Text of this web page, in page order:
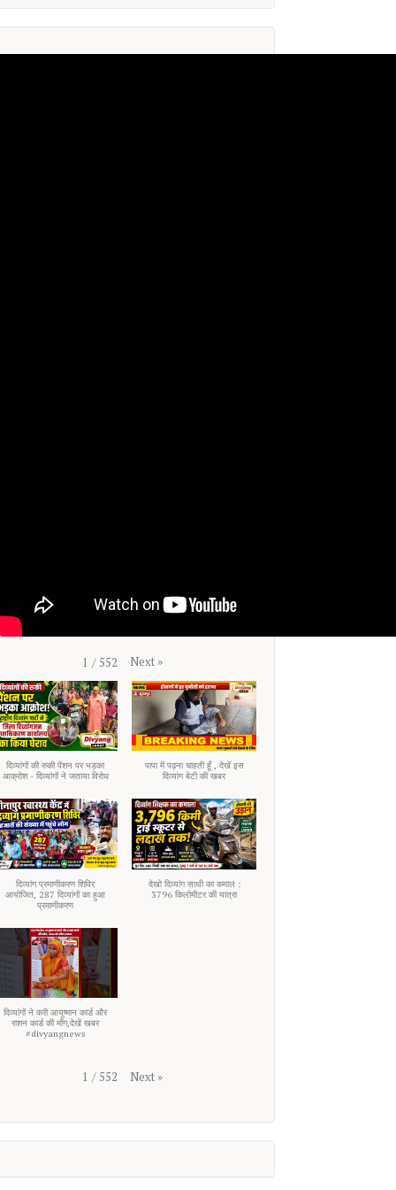
1 / 552 Next »
दिव्यांगों की रुकी पेंशन पर भड़का
आक्रोश - दिव्यांगों ने जताया विरोध
पापा में पढ़ना चाहती हूँ , देखें इस
दिव्यांग बेटी की खबर
दिव्यांग प्रमाणीकरण शिविर
आयोजित, 287 दिव्यांगों का हुआ
प्रमाणीकरण
देखो दिव्यांग साथी का कमाल :
3796 किलोमीटर की यात्रा
दिव्यांगों ने करी आयुष्मान कार्ड और
राशन कार्ड की माँग,देखें खबर
#divyangnews
1 / 552 Next »